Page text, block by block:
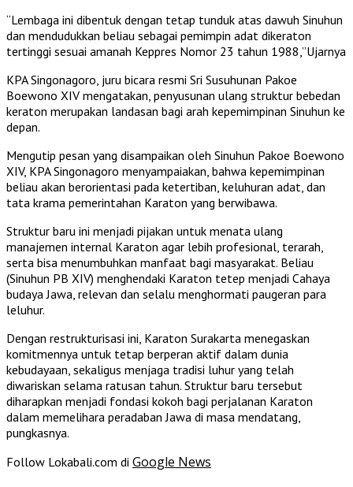
“Lembaga ini dibentuk dengan tetap tunduk atas dawuh Sinuhun
dan mendudukkan beliau sebagai pemimpin adat dikeraton
tertinggi sesuai amanah Keppres Nomor 23 tahun 1988,”Ujarnya
KPA Singonagoro, juru bicara resmi Sri Susuhunan Pakoe
Boewono XIV mengatakan, penyusunan ulang struktur bebedan
keraton merupakan landasan bagi arah kepemimpinan Sinuhun ke
depan.
Mengutip pesan yang disampaikan oleh Sinuhun Pakoe Boewono
XIV, KPA Singonagoro menyampaiakan, bahwa kepemimpinan
beliau akan berorientasi pada ketertiban, keluhuran adat, dan
tata krama pemerintahan Karaton yang berwibawa.
Struktur baru ini menjadi pijakan untuk menata ulang
manajemen internal Karaton agar lebih profesional, terarah,
serta bisa menumbuhkan manfaat bagi masyarakat. Beliau
(Sinuhun PB XIV) menghendaki Karaton tetep menjadi Cahaya
budaya Jawa, relevan dan selalu menghormati paugeran para
leluhur.
Dengan restrukturisasi ini, Karaton Surakarta menegaskan
komitmennya untuk tetap berperan aktif dalam dunia
kebudayaan, sekaligus menjaga tradisi luhur yang telah
diwariskan selama ratusan tahun. Struktur baru tersebut
diharapkan menjadi fondasi kokoh bagi perjalanan Karaton
dalam memelihara peradaban Jawa di masa mendatang,
pungkasnya.
Follow Lokabali.com di Google News